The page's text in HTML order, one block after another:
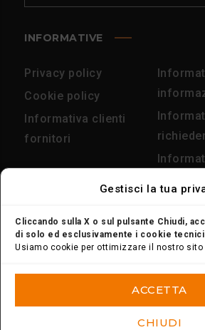
Gestisci la tua
Cliccando sulla X o sul pulsante Chiudi,
di solo ed esclusivamente i cookie
Usiamo cookie per ottimizzare il nostro
ACCETTA
CHIUDI
INFORMATIVE
Privacy policy
Cookie policy
Informativa clienti
fornitori